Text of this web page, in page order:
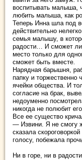
воспитывать малыша,
любить малыша, как
Теперь Инна шла под
действительно
семья малышу, в
радости… И сможет ли
место только для
сможет быть вместе.
Нарядная барышня,
папку и торжественно
ячейки общества. И
согласие на брак,
недоуменно
никогда не полюбит
Все ее существо
— Извини. Я не смогу
сказала
голосу, побежала
Ни в горе, ни в радости